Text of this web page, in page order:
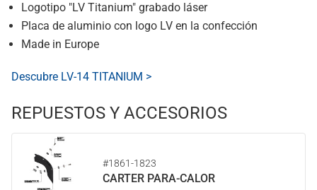
Logotipo "LV Titanium" grabado láser
Placa de aluminio con logo LV en la confección
Made in Europe
Descubre LV-14 TITANIUM >
REPUESTOS Y ACCESORIOS
#1861-1823
CARTER PARA-CALOR